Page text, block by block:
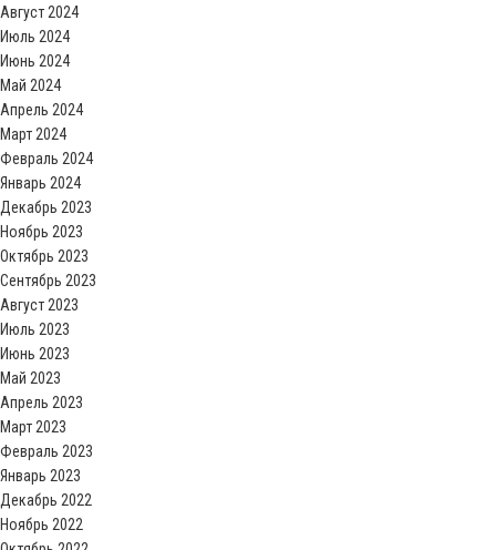
Август 2024
Июль 2024
Июнь 2024
Май 2024
Апрель 2024
Март 2024
Февраль 2024
Январь 2024
Декабрь 2023
Ноябрь 2023
Октябрь 2023
Сентябрь 2023
Август 2023
Июль 2023
Июнь 2023
Май 2023
Апрель 2023
Март 2023
Февраль 2023
Январь 2023
Декабрь 2022
Ноябрь 2022